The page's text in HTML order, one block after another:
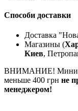
Способи доставки
Доставка
Магазины (
Киев,
ВНИМАНИЕ!
меньше 400 грн не
менеджером!